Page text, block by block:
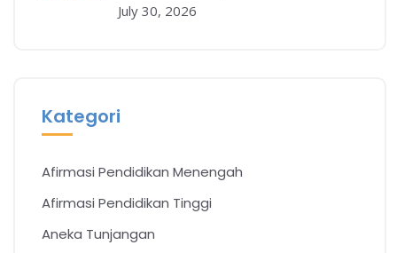
July 30, 2026
Kategori
Afirmasi Pendidikan Menengah
Afirmasi Pendidikan Tinggi
Aneka Tunjangan